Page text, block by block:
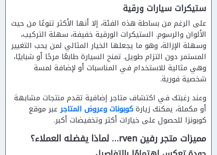
ستيكرات سيارات ورقية
على الرغم من بساطة هذه الفئة، إلا أنها الأكثر تنوعًا من حيث
الألوان والرسوم. الستيكرات الورقية خفيفة، سهلة التركيب،
وسهلة الإزالة، وهو ما يجعلها الخيار المثالي لمن يحب التغيير
المستمر دون التزام طويل. تمنح السيارة طابعًا مرحًا أو شبابيًا،
وهي مثالية للاستخدام في المناسبات أو لإضافة لمسة
شخصية فورية.
وعند رغبتك في اكتشاف متاجر إضافية تقدم منتجات مشابهة
أو مكملة، يمكنك زيارةكوبونات وعروض المتاجرعبر موقع
كوبونزا للحصول على خيارات أكثر وتخفيضات أكبر.
مميزات متجر رفين rven… لماذا يفضله العملاء؟